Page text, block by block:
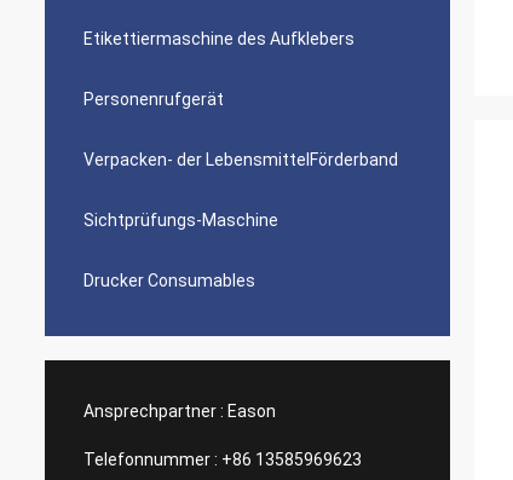
Etikettiermaschine des Aufklebers
Personenrufgerät
Verpacken- der LebensmittelFörderband
Sichtprüfungs-Maschine
Drucker Consumables
Ansprechpartner : Eason
Telefonnummer : +86 13585969623